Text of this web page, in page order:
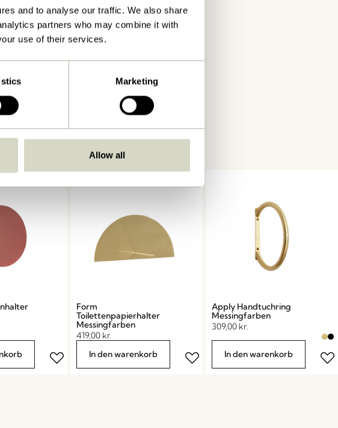
and to analyse our traffic. We also share
partners who may combine it with
use of their services.
Marketing
Allow all
Form
Toilettenpapierhalter
Messingfarben
419,00 kr.
In den warenkorb
Apply Handtuchring
Messingfarben
309,00 kr.
In den warenkorb